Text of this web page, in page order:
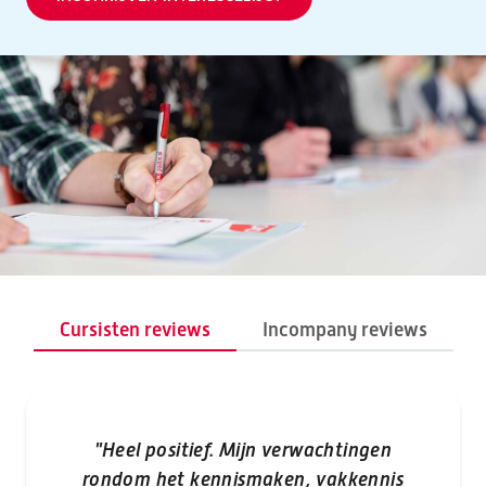
Cursisten reviews Incompany reviews
"Heel positief. Mijn verwachtingen
rondom het kennismaken, vakkennis